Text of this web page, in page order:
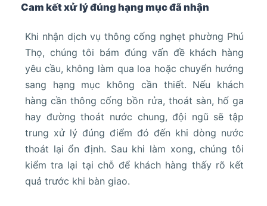
Cam kết xử lý đúng hạng mục đã nhận
Khi nhận dịch vụ thông cống nghẹt phường Phú
Thọ, chúng tôi bám đúng vấn đề khách hàng
yêu cầu, không làm qua loa hoặc chuyển hướng
sang hạng mục không cần thiết. Nếu khách
hàng cần thông cống bồn rửa, thoát sàn, hố ga
hay đường thoát nước chung, đội ngũ sẽ tập
trung xử lý đúng điểm đó đến khi dòng nước
thoát lại ổn định. Sau khi làm xong, chúng tôi
kiểm tra lại tại chỗ để khách hàng thấy rõ kết
quả trước khi bàn giao.